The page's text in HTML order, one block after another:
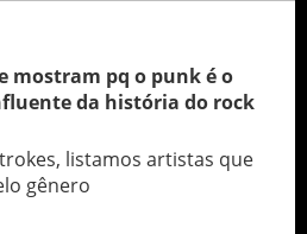
mostram pq o punk é o
da história do rock
listamos artistas que
gênero